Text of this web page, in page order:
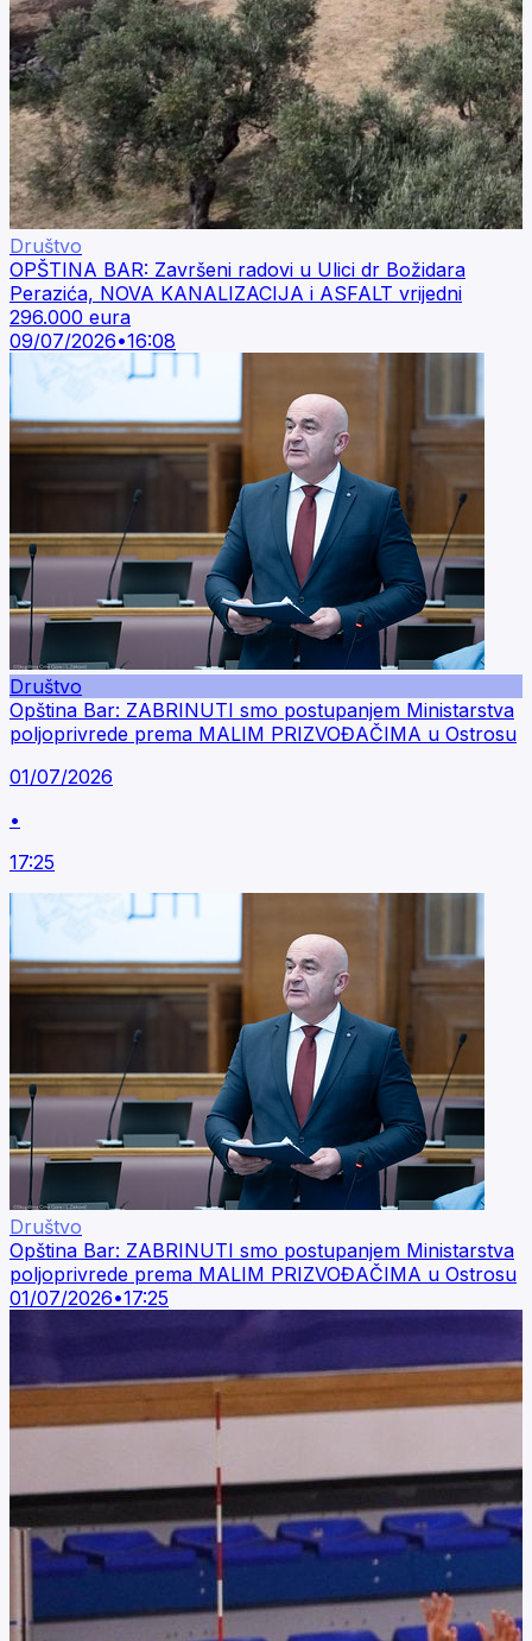
Društvo
OPŠTINA BAR: Završeni radovi u Ulici dr Božidara
Perazića, NOVA KANALIZACIJA i ASFALT vrijedni
296.000 eura
09/07/2026•16:08
Društvo
Opština Bar: ZABRINUTI smo postupanjem Ministarstva
poljoprivrede prema MALIM PRIZVOĐAČIMA u Ostrosu
01/07/2026
•
17:25
Društvo
Opština Bar: ZABRINUTI smo postupanjem Ministarstva
poljoprivrede prema MALIM PRIZVOĐAČIMA u Ostrosu
01/07/2026•17:25